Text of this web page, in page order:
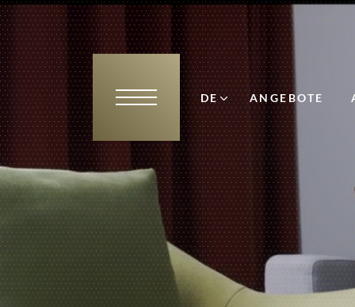
DE
EN
NL
ANGEBOTE